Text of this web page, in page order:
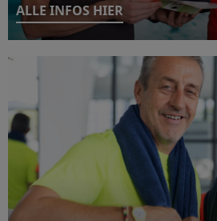
ALLE INFOS HIER